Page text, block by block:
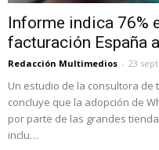
Informe indica 76%
facturación España
Redacción Multimedios - 23
Un estudio de la consultora de
concluye que la adopción de
por parte de las grandes
inclu…